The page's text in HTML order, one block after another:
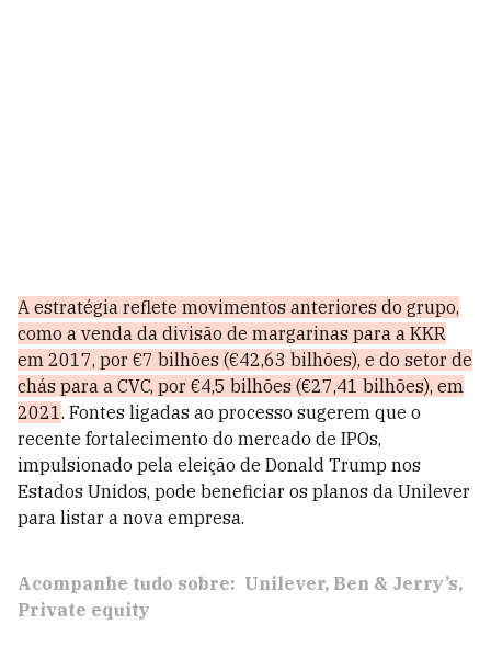
A estratégia reflete movimentos anteriores do grupo,
como a venda da divisão de margarinas para a KKR
em 2017, por €7 bilhões (€42,63 bilhões), e do setor de
chás para a CVC, por €4,5 bilhões (€27,41 bilhões), em
2021. Fontes ligadas ao processo sugerem que o
recente fortalecimento do mercado de IPOs,
impulsionado pela eleição de Donald Trump nos
Estados Unidos, pode beneficiar os planos da Unilever
para listar a nova empresa.
Acompanhe tudo sobre: Unilever Ben & Jerry’s
Private equity